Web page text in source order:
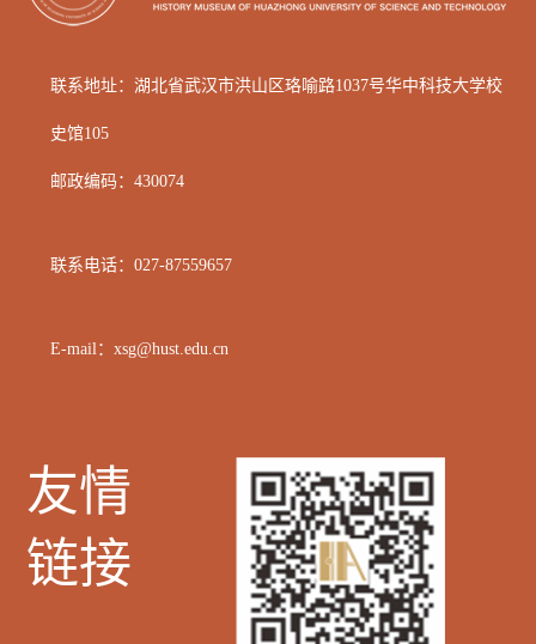
联系地址：湖北省武汉市洪山区珞喻路1037号华中科技大学校
史馆105
邮政编码：430074
联系电话：027-87559657
E-mail：xsg@hust.edu.cn
友情
链接